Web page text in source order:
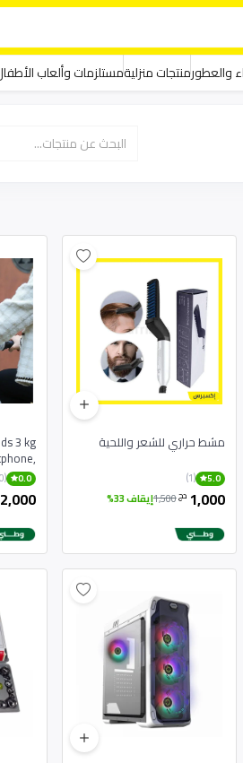
والعطورمنتجات منزليةمستلزمات وألعاب
مشط حراري للشعر واللحية
5.0
(1)
1,000 دج1,500إيقاف 33%
3 kg
DSLR
0.0
(0)
2,000